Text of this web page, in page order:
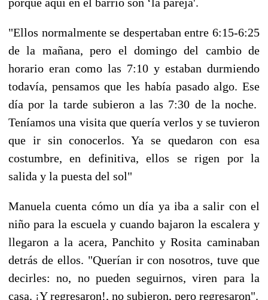
"Ellos normalmente se despertaban entre 6:15-6:25
de la mañana, pero el domingo del cambio de
horario eran como las 7:10 y estaban durmiendo
todavía, pensamos que les había pasado algo. Ese
día por la tarde subieron a las 7:30 de la noche.
Teníamos una visita que quería verlos y se tuvieron
que ir sin conocerlos. Ya se quedaron con esa
costumbre, en definitiva, ellos se rigen por la
salida y la puesta del sol"
Manuela cuenta cómo un día ya iba a salir con el
niño para la escuela y cuando bajaron la escalera y
llegaron a la acera, Panchito y Rosita caminaban
detrás de ellos. "Querían ir con nosotros, tuve que
decirles: no, no pueden seguirnos, viren para la
casa. ¡Y regresaron!, no subieron, pero regresaron".